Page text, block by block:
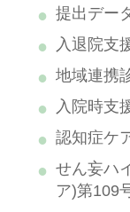
提出デー
入退院支
地域連携
入院時支
認知症ケ
せん妄ハ
ア)第109